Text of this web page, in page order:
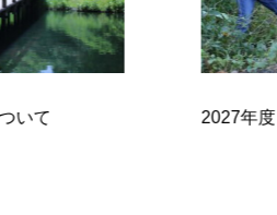
2027年度 西鎌倉幼稚園 入園に